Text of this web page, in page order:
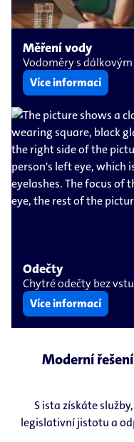
Měření vody
Vodoměry s
Více informací
Odečty
Chytré odečty bez
Více informací
Moderní
S ista získáte
legislativní jistotu a